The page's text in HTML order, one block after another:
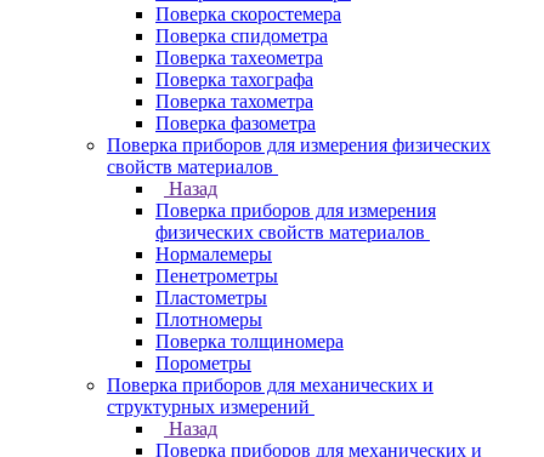
Поверка скоростемера
Поверка спидометра
Поверка тахеометра
Поверка тахографа
Поверка тахометра
Поверка фазометра
Поверка приборов для измерения физических
свойств материалов
Назад
Поверка приборов для измерения
физических свойств материалов
Нормалемеры
Пенетрометры
Пластометры
Плотномеры
Поверка толщиномера
Порометры
Поверка приборов для механических и
структурных измерений
Назад
Поверка приборов для механических и